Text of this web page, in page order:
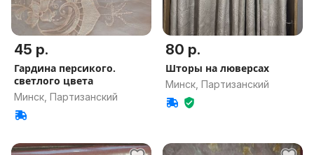
45 р.
Гардина персикого.
светлого цвета
Минск, Партизанский
80 р.
Шторы на люверсах
Минск, Партизанский